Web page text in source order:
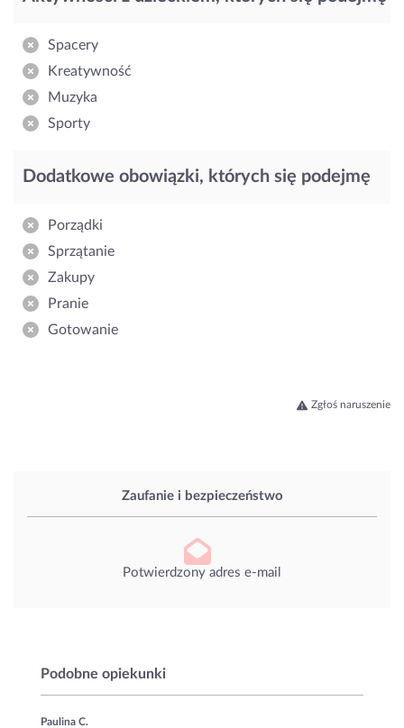
Zaufanie i bezpieczeństwo
Potwierdzony adres e-mail
Podobne opiekunki
Paulina C.
Spacery
Kreatywność
Muzyka
Sporty
Dodatkowe obowiązki, których się podejmę
Porządki
Sprzątanie
Zakupy
Pranie
Gotowanie
Zgłoś naruszenie